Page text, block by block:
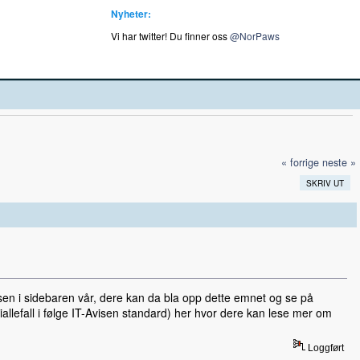
Nyheter:
Vi har twitter! Du finner oss@NorPaws
« forrige neste »
SKRIV UT
i sidebaren vår, dere kan da bla opp dette emnet og se på
i følge IT-Avisen standard) her hvor dere kan lese mer om
Loggført